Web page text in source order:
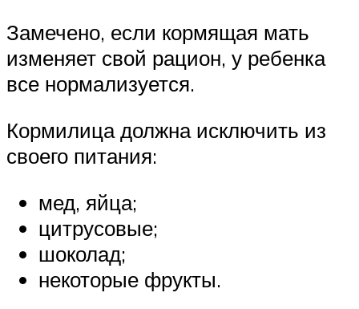
Замечено, если кормящая мать
изменяет свой рацион, у ребенка
все нормализуется.
Кормилица должна исключить из
своего питания:
мед, яйца;
цитрусовые;
шоколад;
некоторые фрукты.